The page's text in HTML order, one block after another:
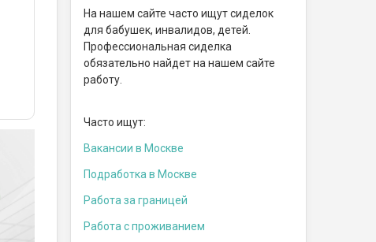
На нашем сайте часто ищут сиделок
для бабушек, инвалидов, детей.
Профессиональная сиделка
обязательно найдет на нашем сайте
работу.
Часто ищут:
Вакансии в Москве
Подработка в Москве
Работа за границей
Работа с проживанием